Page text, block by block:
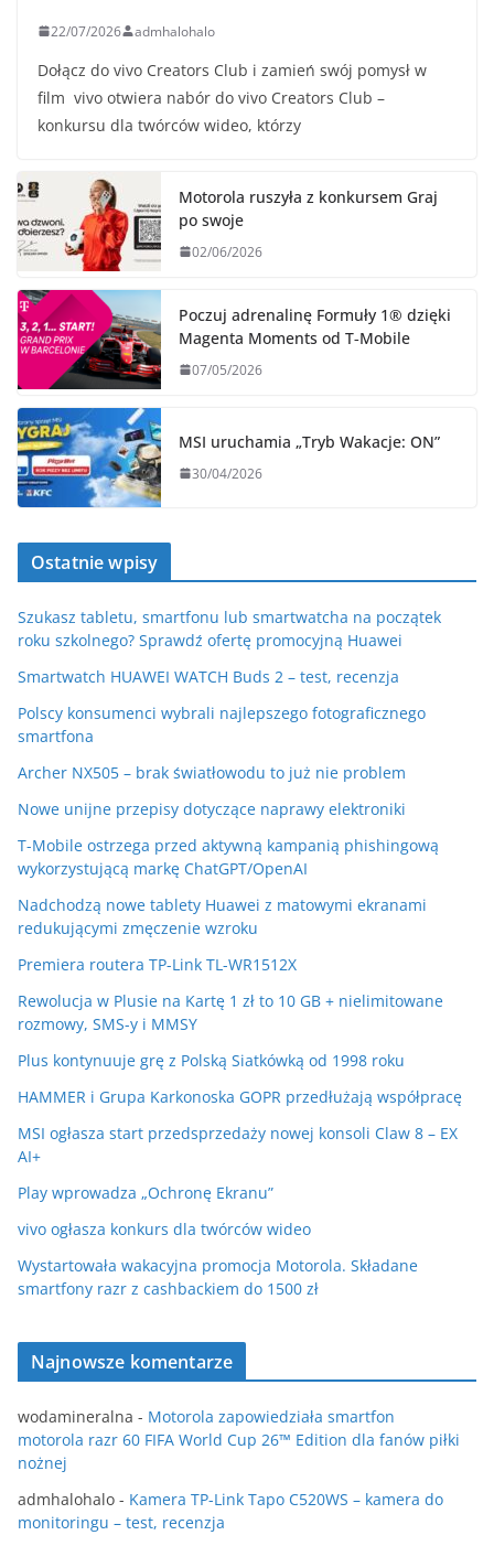
22/07/2026 admhalohalo
Dołącz do vivo Creators Club i zamień swój pomysł w
film vivo otwiera nabór do vivo Creators Club –
konkursu dla twórców wideo, którzy
Motorola ruszyła z konkursem Graj
po swoje
02/06/2026
Poczuj adrenalinę Formuły 1® dzięki
Magenta Moments od T‑Mobile
07/05/2026
MSI uruchamia „Tryb Wakacje: ON”
30/04/2026
Ostatnie wpisy
Szukasz tabletu, smartfonu lub smartwatcha na początek
roku szkolnego? Sprawdź ofertę promocyjną Huawei
Smartwatch HUAWEI WATCH Buds 2 – test, recenzja
Polscy konsumenci wybrali najlepszego fotograficznego
smartfona
Archer NX505 – brak światłowodu to już nie problem
Nowe unijne przepisy dotyczące naprawy elektroniki
T-Mobile ostrzega przed aktywną kampanią phishingową
wykorzystującą markę ChatGPT/OpenAI
Nadchodzą nowe tablety Huawei z matowymi ekranami
redukującymi zmęczenie wzroku
Premiera routera TP-Link TL-WR1512X
Rewolucja w Plusie na Kartę 1 zł to 10 GB + nielimitowane
rozmowy, SMS-y i MMSY
Plus kontynuuje grę z Polską Siatkówką od 1998 roku
HAMMER i Grupa Karkonoska GOPR przedłużają współpracę
MSI ogłasza start przedsprzedaży nowej konsoli Claw 8 – EX
AI+
Play wprowadza „Ochronę Ekranu”
vivo ogłasza konkurs dla twórców wideo
Wystartowała wakacyjna promocja Motorola. Składane
smartfony razr z cashbackiem do 1500 zł
Najnowsze komentarze
wodamineralna - Motorola zapowiedziała smartfon
motorola razr 60 FIFA World Cup 26™ Edition dla fanów piłki
nożnej
admhalohalo - Kamera TP-Link Tapo C520WS – kamera do
monitoringu – test, recenzja